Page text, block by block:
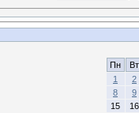
Пн
Вт
1
2
8
9
15
16